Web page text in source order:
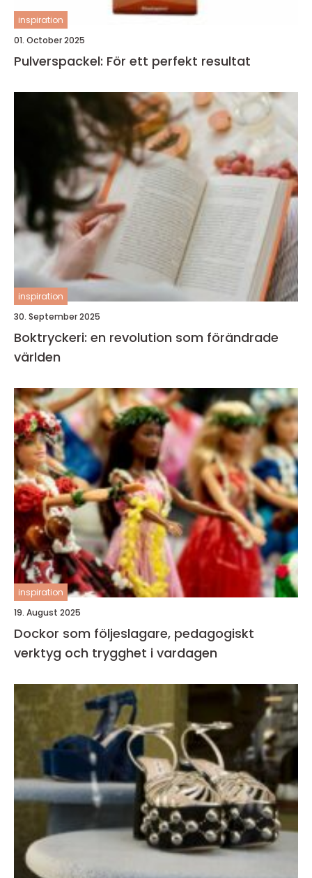
inspiration
01. October 2025
Pulverspackel: För ett perfekt resultat
inspiration
30. September 2025
Boktryckeri: en revolution som förändrade
världen
inspiration
19. August 2025
Dockor som följeslagare, pedagogiskt
verktyg och trygghet i vardagen